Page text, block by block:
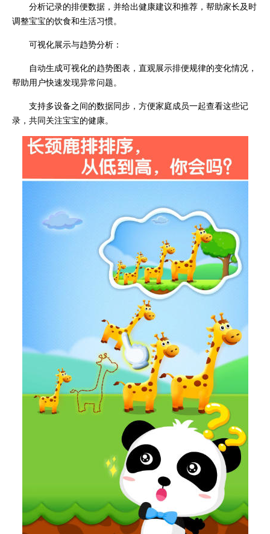
分析记录的排便数据，并给出健康建议和推荐，帮助家长及时
调整宝宝的饮食和生活习惯。
可视化展示与趋势分析：
自动生成可视化的趋势图表，直观展示排便规律的变化情况，
帮助用户快速发现异常问题。
支持多设备之间的数据同步，方便家庭成员一起查看这些记
录，共同关注宝宝的健康。